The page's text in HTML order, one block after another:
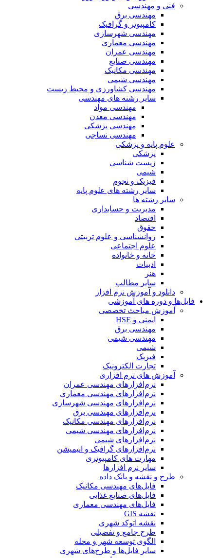
فنی و مهندسی
مهندسی برق
کامپیوتر و گرافیک
مهندسی شهرسازی
مهندسی معماری
مهندسی عمران
مهندسی صنایع
مهندسی مکانیک
مهندسی شیمی
مهندسی کشاورزی و محیط زیست
سایر رشته های مهندسی
مهندسی مواد
مهندسی معدن
مهندسی پزشکی
مهندسی نساجی
علوم پایه و پزشکی
پزشکی
زیست شناسی
شیمی
فیزیک و نجوم
سایر رشته های علوم پایه
سایر رشته ها
مدیریت و حسابداری
اقتصاد
حقوق
روانشناسی و علوم تربیتی
علوم اجتماعی
خانه و خانواده
ادبیات
هنر
سایر مطالب
دانلود و آموزش نرم افزار
فایل‌ها و دوره های آموزشی
آموزش مباحث تخصصی
ایمنی و HSE
مهندسی برق
مهندسی شیمی
شیمی
فیزیک
تجارت الکترونیک
آموزش های نرم افزاری
نرم‌افزارهای مهندسی عمران
نرم‌افزارهای مهندسی معماری
نرم‌افزارهای مهندسی شهرسازی
نرم‌افزارهای مهندسی برق
نرم‌افزارهای مهندسی مکانیک
نرم‌افزارهای مهندسی شیمی
نرم‌افزارهای شیمی
نرم‌افزارهای گرافیک و انیمیشن
مهارت های کامپیوتری
سایر نرم افزارها
طرح و نقشه و بانک داده
فایل‌های مهندسی مکانیک
فایل‌های صنایع غذایی
فایل‌های مهندسی معماری
نقشه GIS
نقشه اتوکد شهری
طرح جامع و تفصیلی
الگوی توسعه شهر و محله
سایر فایل‌ها و طرح‌های شهری